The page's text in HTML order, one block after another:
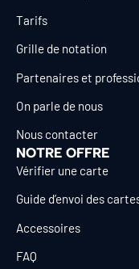
Tarifs
Grille de notation
Partenaires et
On parle de nous
Nous contacter
NOTRE OFFRE
Vérifier une carte
Guide d’envoi des
Accessoires
FAQ